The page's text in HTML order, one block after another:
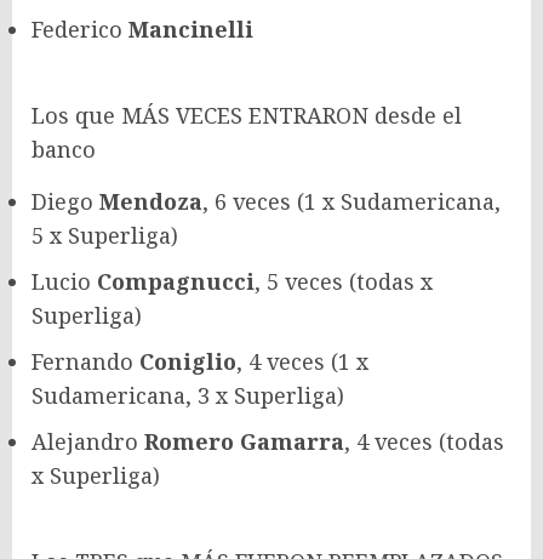
Federico Mancinelli
Los que MÁS VECES ENTRARON desde el
banco
Diego Mendoza, 6 veces (1 x Sudamericana,
5 x Superliga)
Lucio Compagnucci, 5 veces (todas x
Superliga)
Fernando Coniglio, 4 veces (1 x
Sudamericana, 3 x Superliga)
Alejandro Romero Gamarra, 4 veces (todas
x Superliga)